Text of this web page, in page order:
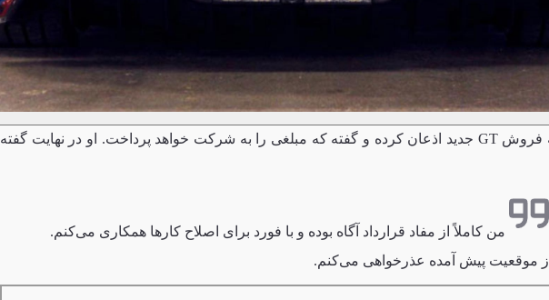
سینا به فروش GT جدید اذعان کرده و گفته که مبلغی را به شرکت خواهد پرداخت. او در نهایت گفته
من کاملاً از مفاد قرارداد آگاه بوده و با فورد برای اصلاح کارها همکاری می‌کنم.
از موقعیت پیش ‌آمده عذرخواهی می‌کنم.